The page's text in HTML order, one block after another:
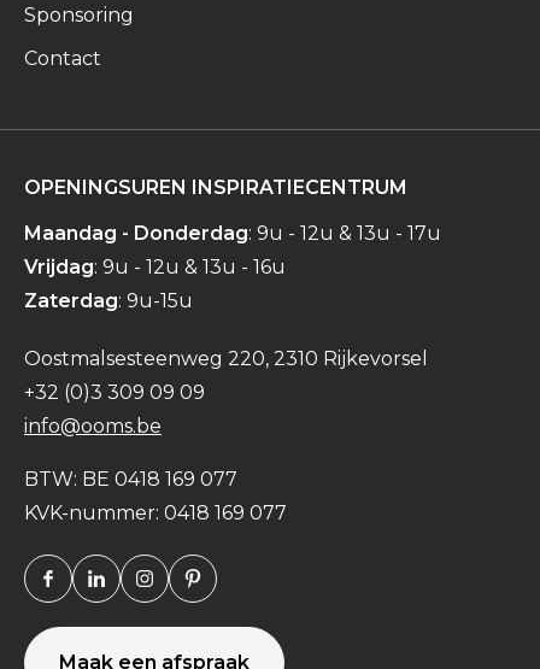
Sponsoring
Contact
OPENINGSUREN INSPIRATIECENTRUM
Maandag - Donderdag: 9u - 12u & 13u - 17u
Vrijdag: 9u - 12u & 13u - 16u
Zaterdag: 9u-15u
Oostmalsesteenweg 220, 2310 Rijkevorsel
+32 (0)3 309 09 09
info@ooms.be
BTW: BE 0418 169 077
KVK-nummer: 0418 169 077
Facebook
LinkedinInstagramPinterest
Maak een afspraak